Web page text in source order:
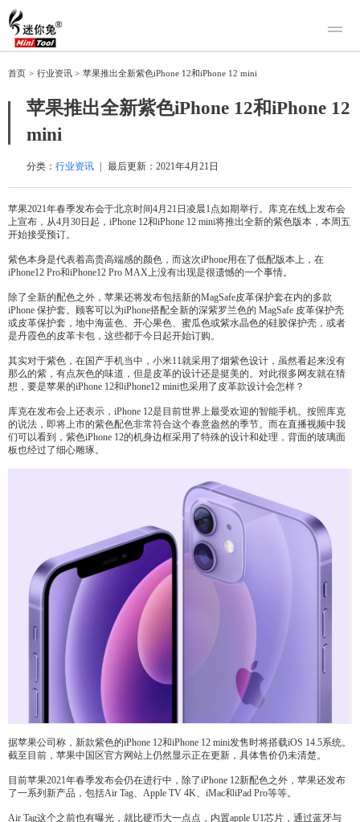
产品
迷你兔分区向导
迷你兔数据备份
下载
购买
人工恢复
关于我们
关于迷你兔
联系我们
首页 > 行业资讯 > 苹果推出全新紫色iPhone 12和iPhone 12 mini
苹果推出全新紫色iPhone 12和iPhone 12
mini
分类： 行业资讯 最后更新： 2021年4月21日
苹果2021年春季发布会于北京时间4月21日凌晨1点如期举行。库克在线上发布会
上宣布，从4月30日起，iPhone 12和iPhone 12 mini将推出全新的紫色版本，本周五
开始接受预订。
紫色本身是代表着高贵高端感的颜色，而这次iPhone用在了低配版本上，在
iPhone12 Pro和iPhone12 Pro MAX上没有出现是很遗憾的一个事情。
除了全新的配色之外，苹果还将发布包括新的MagSafe皮革保护套在内的多款
iPhone 保护套。顾客可以为iPhone搭配全新的深紫罗兰色的 MagSafe 皮革保护壳
或皮革保护套，地中海蓝色、开心果色、蜜瓜色或紫水晶色的硅胶保护壳，或者
是丹霞色的皮革卡包，这些都于今日起开始订购。
其实对于紫色，在国产手机当中，小米11就采用了烟紫色设计，虽然看起来没有
那么的紫，有点灰色的味道，但是皮革的设计还是挺美的。对此很多网友就在猜
想，要是苹果的iPhone 12和iPhone12 mini也采用了皮革款设计会怎样？
库克在发布会上还表示，iPhone 12是目前世界上最受欢迎的智能手机。按照库克
的说法，即将上市的紫色配色非常符合这个春意盎然的季节。而在直播视频中我
们可以看到，紫色iPhone 12的机身边框采用了特殊的设计和处理，背面的玻璃面
板也经过了细心雕琢。
据苹果公司称，新款紫色的iPhone 12和iPhone 12 mini发售时将搭载iOS 14.5系统。
截至目前，苹果中国区官方网站上仍然显示正在更新，具体售价仍未清楚。
目前苹果2021年春季发布会仍在进行中，除了iPhone 12新配色之外，苹果还发布
了一系列新产品，包括Air Tag、Apple TV 4K、iMac和iPad Pro等等。
Air Tag这个之前也有曝光，就比硬币大一点点，内置apple U1芯片，通过蓝牙与